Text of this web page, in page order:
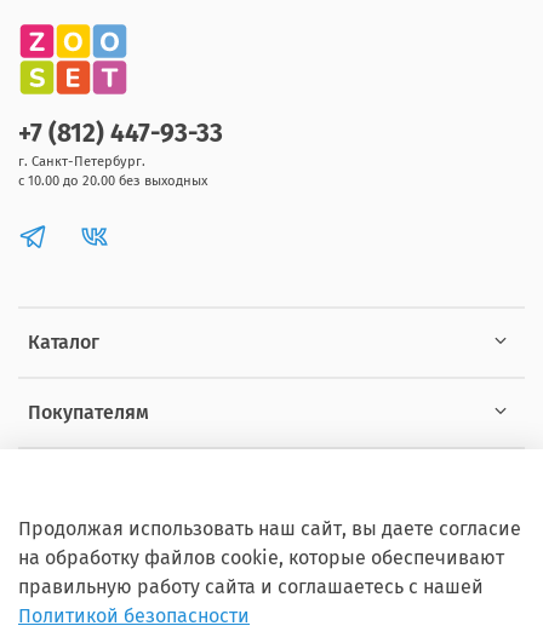
Каталог
Покупателям
+7 (812) 447-93-33
г. Санкт-Петербург.
с 10.00 до 20.00 без выходных
Продолжая использовать наш сайт, вы даете согласие
на обработку файлов cookie, которые обеспечивают
правильную работу сайта и соглашаетесь с нашей
Политикой безопасности